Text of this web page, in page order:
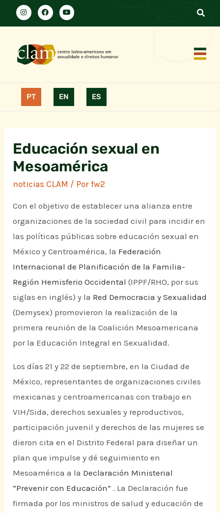
PT EN ES
Educación sexual en
Mesoamérica
noticias CLAM / Porfw2
Con el objetivo de establecer una alianza entre
organizaciones de la sociedad civil para incidir en
las políticas públicas sobre educación sexual en
México y Centroamérica, la Federación
Internacional de Planificación de la Familia-
Región Hemisferio Occidental(IPPF/RHO, por sus
siglas en inglés) y la Red Democracia y Sexualidad
(Demysex) promovieron la realización de la
primera reunión de la Coalición Mesoamericana
por la Educación Integral en Sexualidad.
Los días 21 y 22 de septiembre, en la Ciudad de
México, representantes de organizaciones civiles
mexicanas y centroamericanas con trabajo en
VIH/Sida, derechos sexuales y reproductivos,
participación juvenil y derechos de las mujeres se
dieron cita en el Distrito Federal para diseñar un
plan que impulse y dé seguimiento en
Mesoamérica a la Declaración Ministerial
“Prevenir con Educación” . La Declaración fue
firmada por los ministros de salud y educación de